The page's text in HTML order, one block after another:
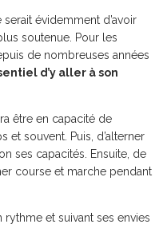
serait évidemment d’avoir
soutenue. Pour les
de nombreuses années
d’y aller à son
être en capacité de
souvent. Puis, d’alterner
ses capacités. Ensuite, de
course et marche pendant
et suivant ses envies